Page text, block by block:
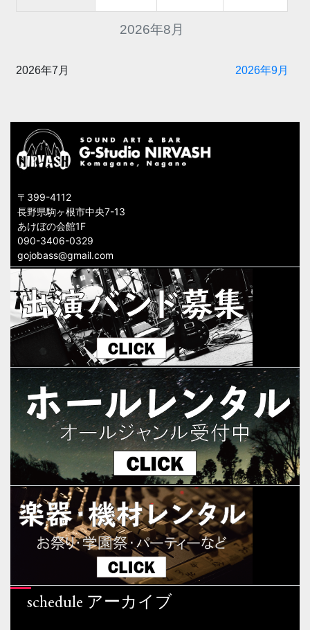
2026年8月
2026年7月 2026年9月
〒399-4112
長野県駒ヶ根市中央7-13
あけぼの会館1F
090-3406-0329
gojobass@gmail.com
schedule アーカイブ